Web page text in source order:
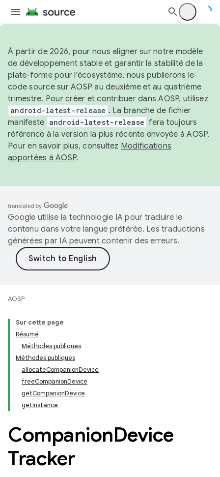
À partir de 2026, pour nous aligner sur notre modèle
de développement stable et garantir la stabilité de la
plate-forme pour l'écosystème, nous publierons le
code source sur AOSP au deuxième et au quatrième
trimestre. Pour créer et contribuer dans AOSP, utilisez
android-latest-release . La branche de fichier
manifeste android-latest-release fera toujours
référence à la version la plus récente envoyée à AOSP.
Pour en savoir plus, consultez Modifications
apportées à AOSP.
Google utilise la technologie IA pour traduire le
contenu dans votre langue préférée. Les traductions
générées par IA peuvent contenir des erreurs.
AOSP
Sur cette page
Résumé
Méthodes publiques
Méthodes publiques
allocateCompanionDevice
freeCompanionDevice
getCompanionDevice
getInstance
CompanionDevice
Tracker